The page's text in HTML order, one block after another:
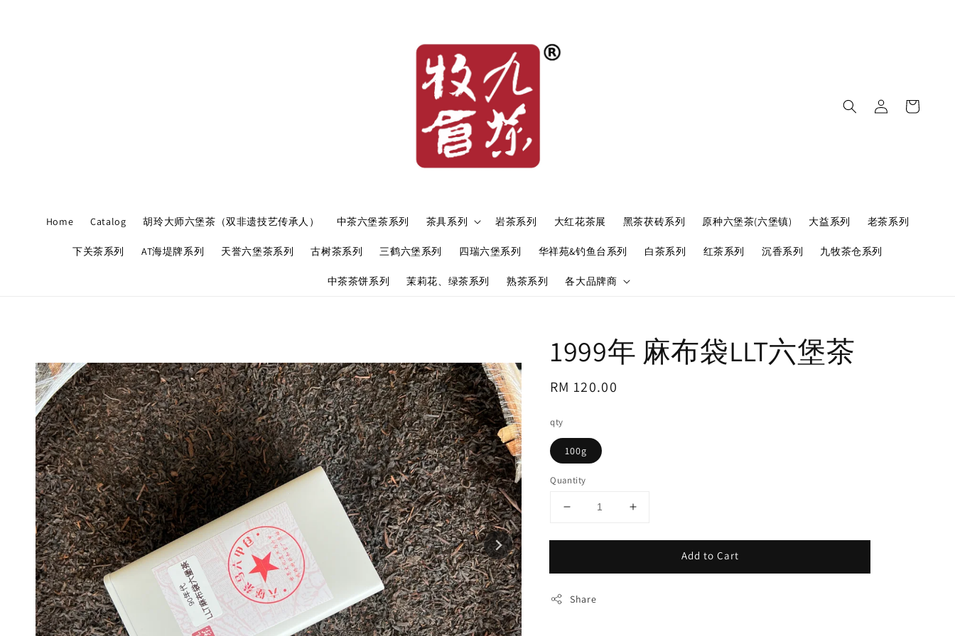
Home Catalog 胡玲大师六堡茶（双非遗技艺传承人） 中茶六堡茶系列 茶具系列 岩茶系列 大红花茶展 黑茶茯砖系列 原种六堡茶(六堡镇) 大益系列 老茶系列
下关茶系列 AT海堤牌系列 天誉六堡茶系列 古树茶系列 三鹤六堡系列 四瑞六堡系列 华祥苑&钓鱼台系列 白茶系列 红茶系列 沉香系列 九牧茶仓系列
中茶茶饼系列 茉莉花、绿茶系列 熟茶系列 各大品牌商
1999年 麻布袋LLT六堡茶
Regular
RM 120.00
qty
100g
Quantity
Add to Cart
Share